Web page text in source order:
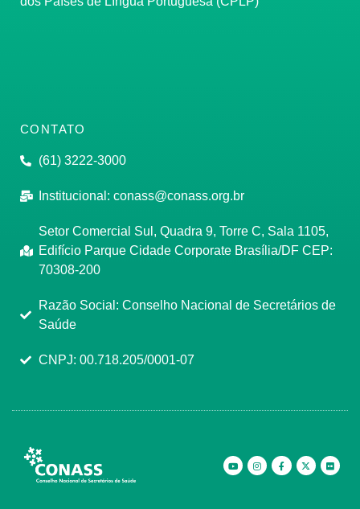
CONTATO
(61) 3222-3000
Institucional: conass@conass.org.br
Setor Comercial Sul, Quadra 9, Torre C, Sala 1105,
Edifício Parque Cidade Corporate Brasília/DF CEP:
70308-200
Razão Social: Conselho Nacional de Secretários de
Saúde
CNPJ: 00.718.205/0001-07